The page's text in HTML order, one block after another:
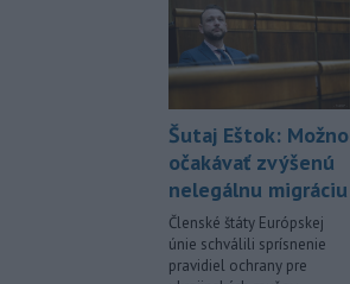
Šutaj Eštok: Možno
očakávať zvýšenú
nelegálnu migráciu
Členské štáty Európskej
únie schválili sprísnenie
pravidiel ochrany pre